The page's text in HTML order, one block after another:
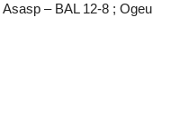
– BAL 12-8 ; Ogeu